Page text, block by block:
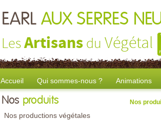
EARL AUX SERRES
LesArtisans du Végétal
Accueil Qui sommes-nous ? Animations
Nos produits
Nos productions végétales
Nos